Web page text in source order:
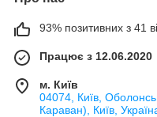
93% позитивних з 41
Працює з 12.06.2020
м. Київ
04074, Київ,
Караван), Київ,